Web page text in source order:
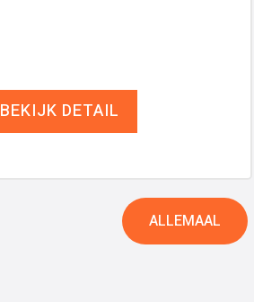
BEKIJK DETAIL
ALLEMAAL